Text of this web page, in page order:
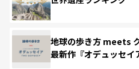
地球の歩き方 meets
最新作『オデュッセイ